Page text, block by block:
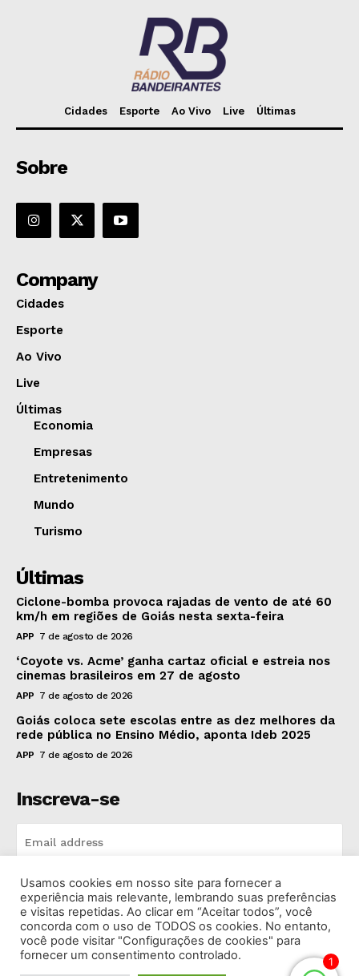
Cidades Esporte Ao Vivo Live Últimas
Sobre
Company
Cidades
Esporte
Ao Vivo
Live
Últimas
Economia
Empresas
Entretenimento
Mundo
Turismo
Últimas
Ciclone-bomba provoca rajadas de vento de até 60
km/h em regiões de Goiás nesta sexta-feira
APP 7 de agosto de 2026
‘Coyote vs. Acme’ ganha cartaz oficial e estreia nos
cinemas brasileiros em 27 de agosto
APP 7 de agosto de 2026
Goiás coloca sete escolas entre as dez melhores da
rede pública no Ensino Médio, aponta Ideb 2025
APP 7 de agosto de 2026
Inscreva-se
INSCREVA-SE
I've read and accept the Privacy Policy.
1
Usamos cookies em nosso site para fornecer a
experiência mais relevante, lembrando suas preferências
e visitas repetidas. Ao clicar em “Aceitar todos”, você
concorda com o uso de TODOS os cookies. No entanto,
você pode visitar "Configurações de cookies" para
fornecer um consentimento controlado.